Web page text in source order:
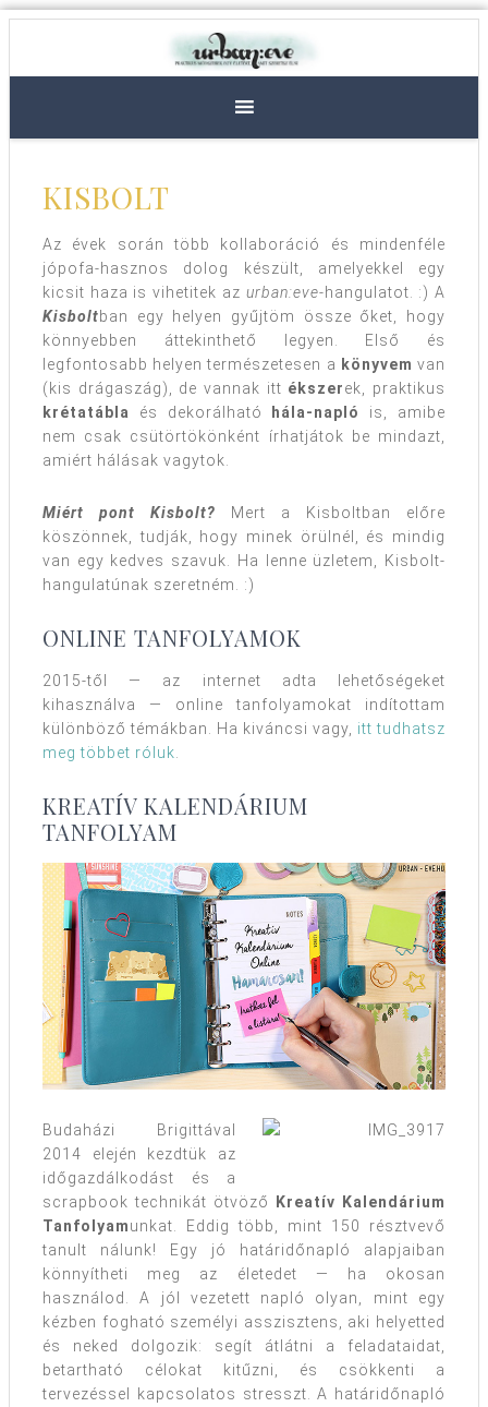
KISBOLT
Az évek során több kollaboráció és mindenféle
jópofa-hasznos dolog készült, amelyekkel egy
kicsit haza is vihetitek az urban:eve-hangulatot. :) A
Kisboltban egy helyen gyűjtöm össze őket, hogy
könnyebben áttekinthető legyen. Első és
legfontosabb helyen természetesen a könyvem van
(kis drágaszág), de vannak itt ékszerek, praktikus
krétatábla és dekorálható hála-napló
is, amibe
nem csak csütörtökönként írhatjátok be mindazt,
amiért hálásak vagytok.
Miért pont Kisbolt? Mert a Kisboltban előre
köszönnek, tudják, hogy minek örülnél, és mindig
van egy kedves szavuk. Ha lenne üzletem, Kisbolt-
hangulatúnak szeretném. :)
ONLINE TANFOLYAMOK
2015-től — az internet adta lehetőségeket
kihasználva — online tanfolyamokat indítottam
különböző témákban. Ha kiváncsi vagy, itt tudhatsz
meg többet róluk.
KREATÍV KALENDÁRIUM
TANFOLYAM
Budaházi Brigittával
2014 elején kezdtük az
időgazdálkodást és a
scrapbook technikát ötvöző
Kreatív Kalendárium
Tanfolyamunkat. Eddig több, mint 150 résztvevő
tanult nálunk! Egy jó határidőnapló alapjaiban
könnyítheti meg az életedet — ha okosan
használod. A jól vezetett napló olyan, mint egy
kézben fogható személyi asszisztens, aki helyetted
és neked dolgozik: segít átlátni a feladataidat,
betartható célokat kitűzni, és csökkenti a
tervezéssel kapcsolatos stresszt. A határidőnapló